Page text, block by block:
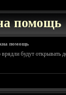
помощь
помощь
будут открывать